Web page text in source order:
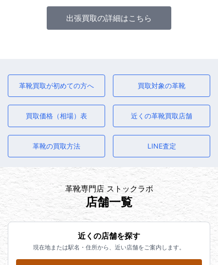
出張買取の詳細はこちら
革靴買取が初めての方へ 買取対象の革靴
買取価格（相場）表 近くの革靴買取店舗
革靴の買取方法 LINE査定
革靴専門店 ストックラボ
店舗一覧
近くの店舗を探す
現在地または駅名・住所から、近い店舗をご案内します。